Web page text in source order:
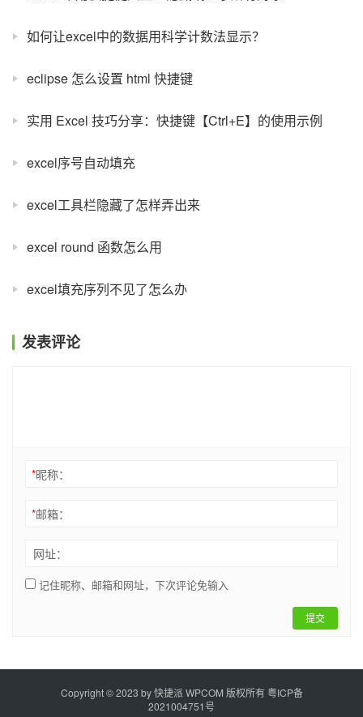
如何让excel中的数据用科学计数法显示？
eclipse 怎么设置 html 快捷键
实用 Excel 技巧分享：快捷键【Ctrl+E】的使用示例
excel序号自动填充
excel工具栏隐藏了怎样弄出来
excel round 函数怎么用
excel填充序列不见了怎么办
发表评论
*昵称：
*邮箱：
网址：
记住昵称、邮箱和网址，下次评论免输入
提交
Copyright © 2023 by快捷派WPCOM 版权所有粤ICP备
2021004751号